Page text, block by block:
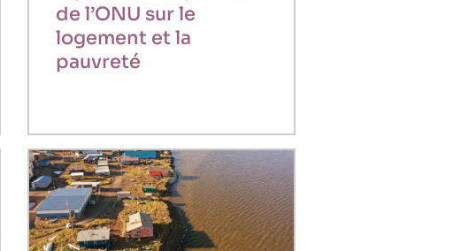
de l’ONU sur le
logement et la
pauvreté